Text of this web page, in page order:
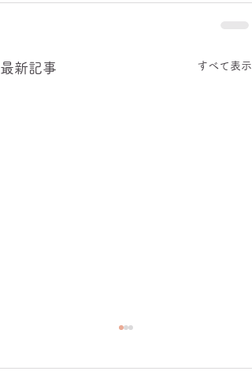
最新記事 すべて表示